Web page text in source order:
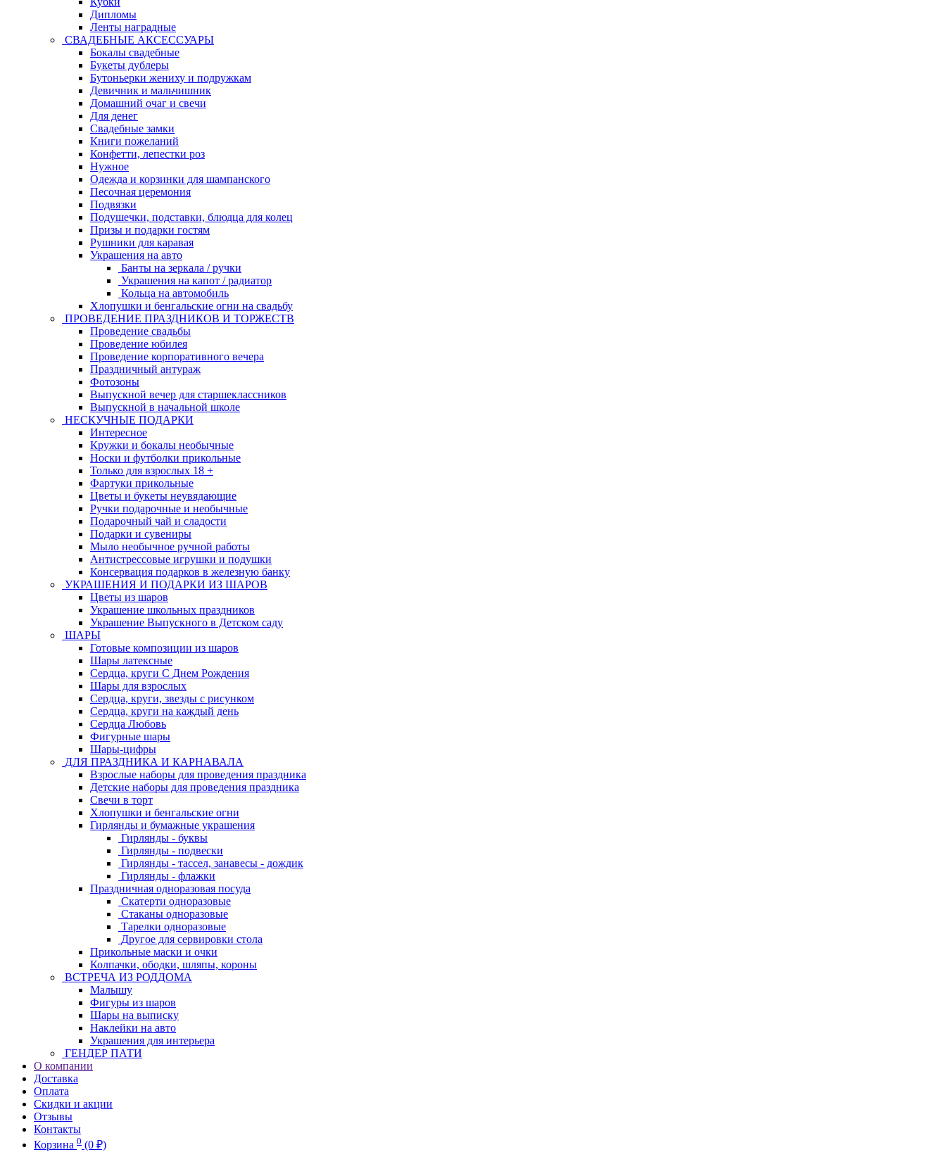
Дипломы
Ленты наградные
СВАДЕБНЫЕ АКСЕССУАРЫ
Бокалы свадебные
Букеты дублеры
Бутоньерки жениху и подружкам
Девичник и мальчишник
Домашний очаг и свечи
Для денег
Свадебные замки
Книги пожеланий
Конфетти, лепестки роз
Нужное
Одежда и корзинки для шампанского
Песочная церемония
Подвязки
Подушечки, подставки, блюдца для колец
Призы и подарки гостям
Рушники для каравая
Украшения на авто
Банты на зеркала / ручки
Украшения на капот / радиатор
Кольца на автомобиль
Хлопушки и бенгальские огни на свадьбу
ПРОВЕДЕНИЕ ПРАЗДНИКОВ И ТОРЖЕСТВ
Проведение свадьбы
Проведение юбилея
Проведение корпоративного вечера
Праздничный антураж
Фотозоны
Выпускной вечер для старшеклассников
Выпускной в начальной школе
НЕСКУЧНЫЕ ПОДАРКИ
Интересное
Кружки и бокалы необычные
Носки и футболки прикольные
Только для взрослых 18 +
Фартуки прикольные
Цветы и букеты неувядающие
Ручки подарочные и необычные
Подарочный чай и сладости
Подарки и сувениры
Мыло необычное ручной работы
Антистрессовые игрушки и подушки
Консервация подарков в железную банку
УКРАШЕНИЯ И ПОДАРКИ ИЗ ШАРОВ
Цветы из шаров
Украшение школьных праздников
Украшение Выпускного в Детском саду
ШАРЫ
Готовые композиции из шаров
Шары латексные
Сердца, круги С Днем Рождения
Шары для взрослых
Сердца, круги, звезды с рисунком
Сердца, круги на каждый день
Сердца Любовь
Фигурные шары
Шары-цифры
ДЛЯ ПРАЗДНИКА И КАРНАВАЛА
Взрослые наборы для проведения праздника
Детские наборы для проведения праздника
Свечи в торт
Хлопушки и бенгальские огни
Гирлянды и бумажные украшения
Гирлянды - буквы
Гирлянды - подвески
Гирлянды - тассел, занавесы - дождик
Гирлянды - флажки
Праздничная одноразовая посуда
Скатерти одноразовые
Стаканы одноразовые
Тарелки одноразовые
Другое для сервировки стола
Прикольные маски и очки
Колпачки, ободки, шляпы, короны
ВСТРЕЧА ИЗ РОДДОМА
Малышу
Фигуры из шаров
Шары на выписку
Наклейки на авто
Украшения для интерьера
ГЕНДЕР ПАТИ
О компании
Доставка
Оплата
Скидки и акции
Отзывы
Контакты
Корзина 0 (0 ₽)